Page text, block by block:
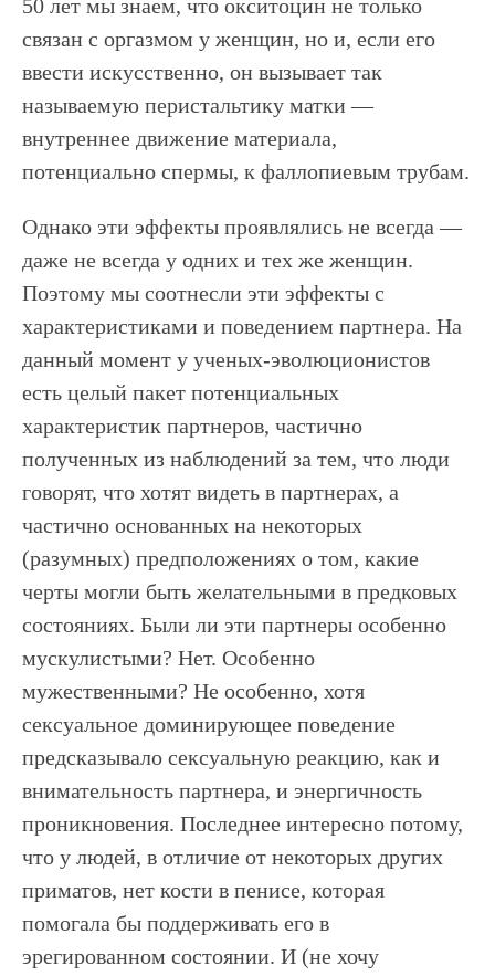
50 лет мы знаем, что окситоцин не только
связан с оргазмом у женщин, но и, если его
ввести искусственно, он вызывает так
называемую перистальтику матки —
внутреннее движение материала,
потенциально спермы, к фаллопиевым трубам.
Однако эти эффекты проявлялись не всегда —
даже не всегда у одних и тех же женщин.
Поэтому мы соотнесли эти эффекты с
характеристиками и поведением партнера. На
данный момент у ученых-эволюционистов
есть целый пакет потенциальных
характеристик партнеров, частично
полученных из наблюдений за тем, что люди
говорят, что хотят видеть в партнерах, а
частично основанных на некоторых
(разумных) предположениях о том, какие
черты могли быть желательными в предковых
состояниях. Были ли эти партнеры особенно
мускулистыми? Нет. Особенно
мужественными? Не особенно, хотя
сексуальное доминирующее поведение
предсказывало сексуальную реакцию, как и
внимательность партнера, и энергичность
проникновения. Последнее интересно потому,
что у людей, в отличие от некоторых других
приматов, нет кости в пенисе, которая
помогала бы поддерживать его в
эрегированном состоянии. И (не хочу